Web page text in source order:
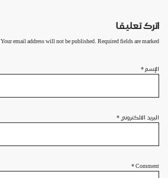
اترك تعليقا
Your email address will not be published. Required fields are marked
الإسم *
البريد الالكتروني *
Comment
*